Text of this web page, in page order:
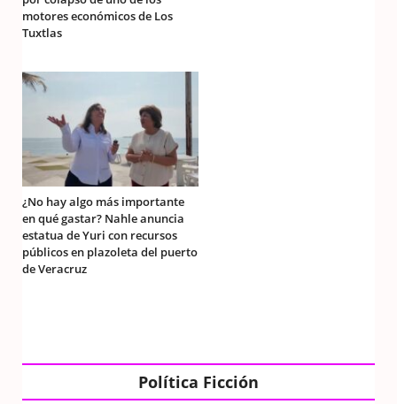
motores económicos de Los
Tuxtlas
¿No hay algo más importante
en qué gastar? Nahle anuncia
estatua de Yuri con recursos
públicos en plazoleta del puerto
de Veracruz
Política Ficción